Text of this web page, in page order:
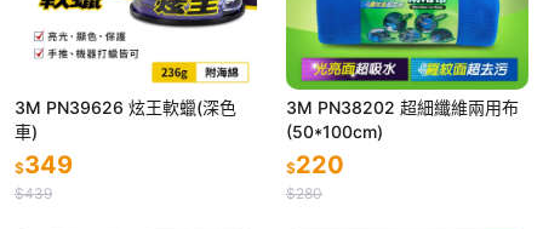
3M PN39626 炫王軟蠟(深色
車)
$349
$439
3M PN38202 超細纖維兩用布
(50*100cm)
$220
$280